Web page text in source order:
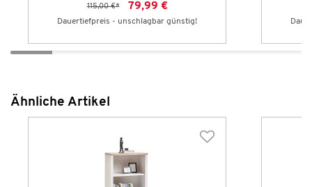
115,00 €* 79,99 €
Dauertiefpreis - unschlagbar günstig!
Ähnliche Artikel